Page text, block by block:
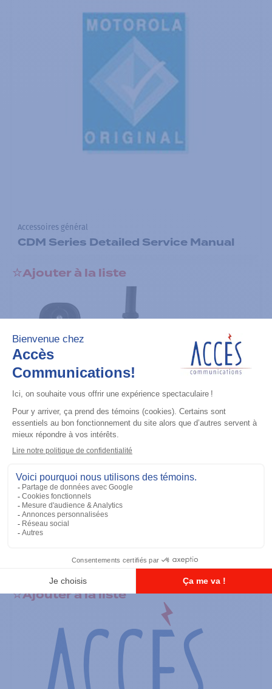
Accessoires général
CDM Series Detailed Service Manual
Ajouter à la liste
RS-232 Programming Cable
Ajouter à la liste